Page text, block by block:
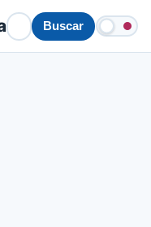
Buscar